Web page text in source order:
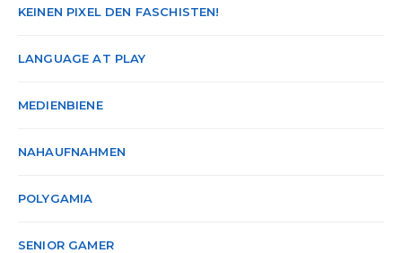
KEINEN PIXEL DEN FASCHISTEN!
LANGUAGE AT PLAY
MEDIENBIENE
NAHAUFNAHMEN
POLYGAMIA
SENIOR GAMER